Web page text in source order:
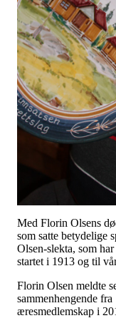
Med Florin Olsens
som satte betydelige
Olsen-slekta, som
startet i 1913 og til
Florin Olsen meldte
sammenhengende
æresmedlemskap i